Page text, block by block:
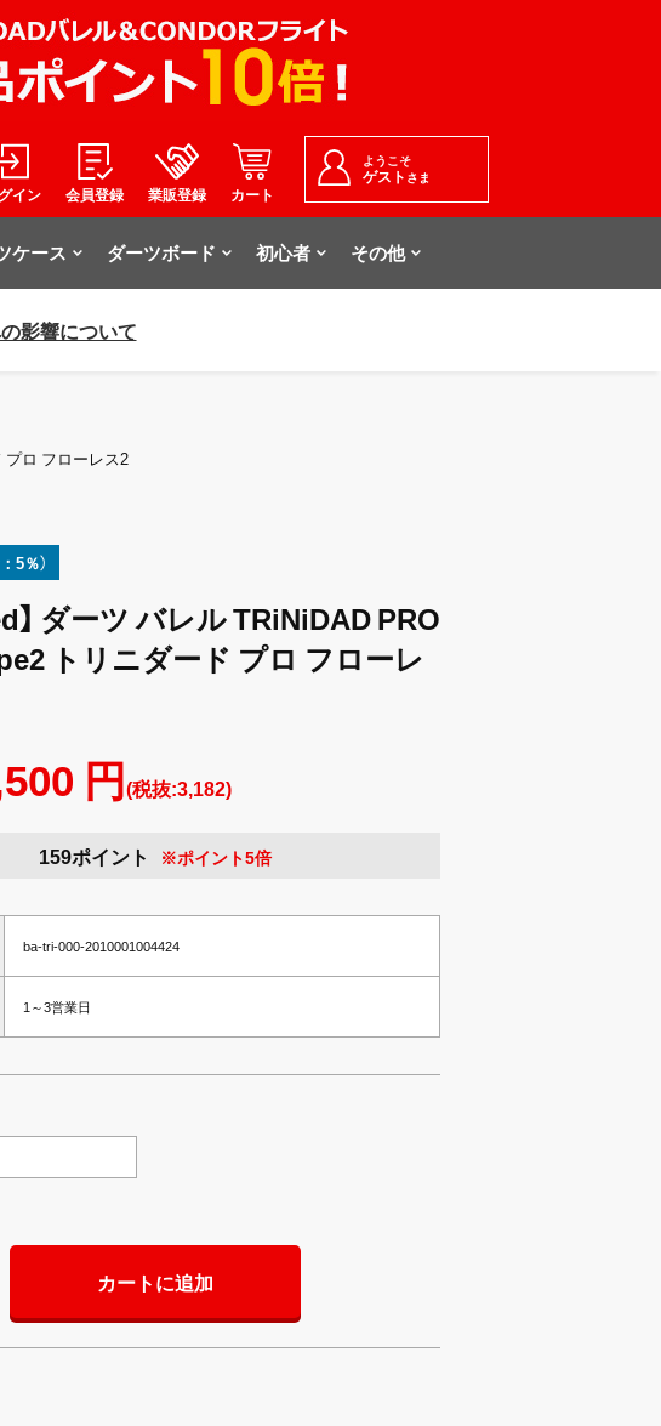
イン 会員登録 業販登録 カート
ようこそ
ゲスト さま
ケース ダーツボード 初心者 その他
影響について
プロ フローレス2
5％）
】 ダーツ バレル TRiNiDAD PRO
トリニダード プロ フローレ
円(税抜:3,182)
159ポイント ※ポイント5倍
ba-tri-000-2010001004424
1～3営業日
カートに追加